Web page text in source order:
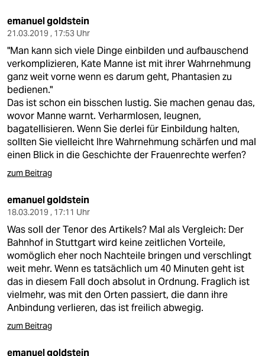
emanuel goldstein
21.03.2019 , 17:53 Uhr
"Man kann sich viele Dinge einbilden und aufbauschend
verkomplizieren, Kate Manne ist mit ihrer Wahrnehmung
ganz weit vorne wenn es darum geht, Phantasien zu
bedienen."
Das ist schon ein bisschen lustig. Sie machen genau das,
wovor Manne warnt. Verharmlosen, leugnen,
bagatellisieren. Wenn Sie derlei für Einbildung halten,
sollten Sie vielleicht Ihre Wahrnehmung schärfen und mal
einen Blick in die Geschichte der Frauenrechte werfen?
zum Beitrag
emanuel goldstein
18.03.2019 , 17:11 Uhr
Was soll der Tenor des Artikels? Mal als Vergleich: Der
Bahnhof in Stuttgart wird keine zeitlichen Vorteile,
womöglich eher noch Nachteile bringen und verschlingt
weit mehr. Wenn es tatsächlich um 40 Minuten geht ist
das in diesem Fall doch absolut in Ordnung. Fraglich ist
vielmehr, was mit den Orten passiert, die dann ihre
Anbindung verlieren, das ist freilich abwegig.
zum Beitrag
emanuel goldstein